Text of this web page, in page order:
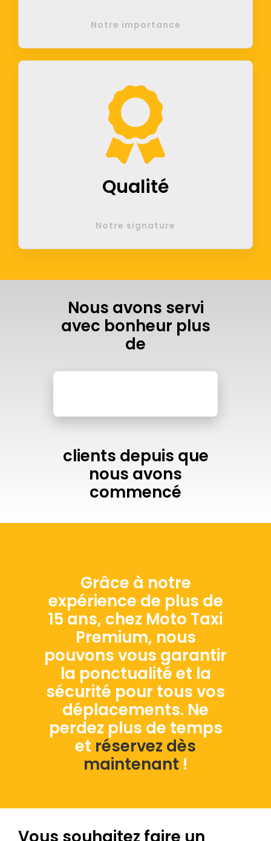
Notre importance
Qualité
Notre signature
Nous avons servi
avec bonheur plus
de
clients depuis que
nous avons
commencé
Grâce à notre
expérience de plus de
15 ans, chez Moto Taxi
Premium, nous
pouvons vous garantir
la ponctualité et la
sécurité pour tous vos
déplacements. Ne
perdez plus de temps
et réservez dès
maintenant !